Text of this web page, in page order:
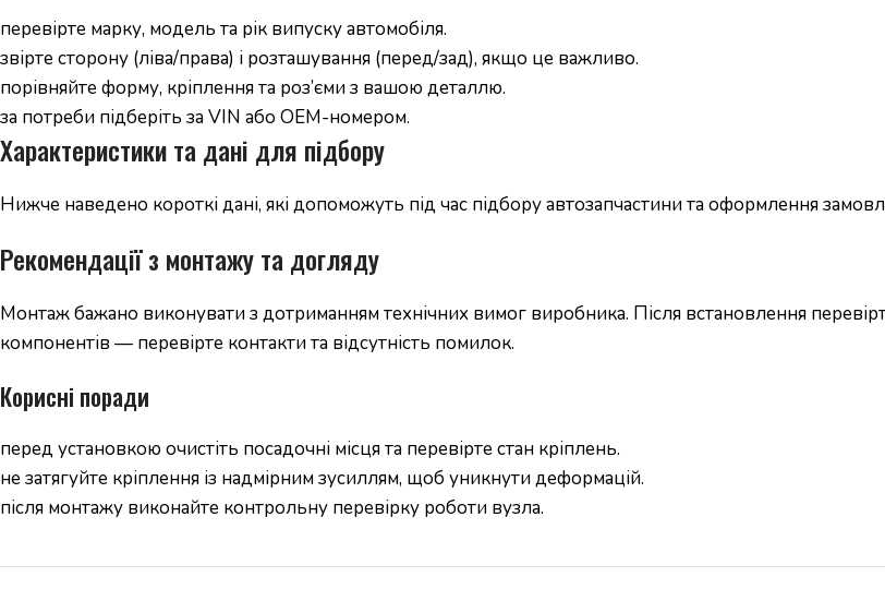
перевірте марку, модель та рік випуску автомобіля.
звірте сторону (ліва/права) і розташування (перед/зад), якщо це важливо.
порівняйте форму, кріплення та роз’єми з вашою деталлю.
за потреби підберіть за VIN або OEM-номером.
Характеристики та дані для підбору
Нижче наведено короткі дані, які допоможуть під час підбору автозапчастини та оформлення
Рекомендації з монтажу та догляду
Монтаж бажано виконувати з дотриманням технічних вимог виробника. Після встановлення
компонентів — перевірте контакти та відсутність помилок.
Корисні поради
перед установкою очистіть посадочні місця та перевірте стан кріплень.
не затягуйте кріплення із надмірним зусиллям, щоб уникнути деформацій.
після монтажу виконайте контрольну перевірку роботи вузла.